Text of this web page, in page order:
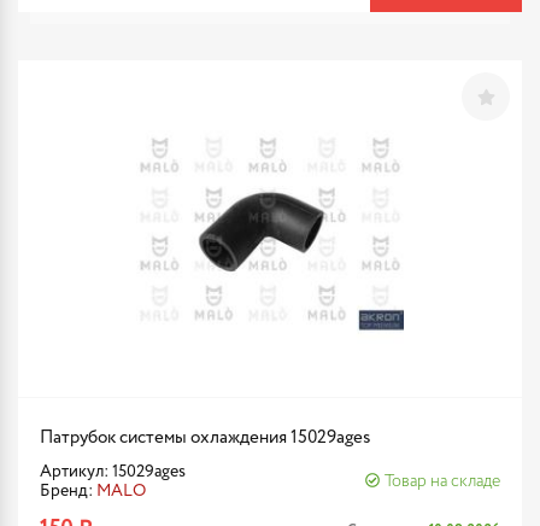
Патрубок системы охлаждения 15029ages
Артикул: 15029ages
Бренд: MALO
Товар на складе